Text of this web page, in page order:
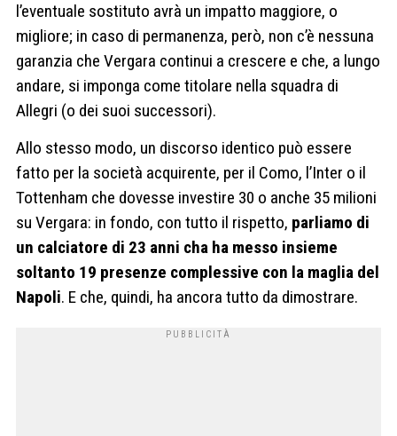
l’eventuale sostituto avrà un impatto maggiore, o
migliore; in caso di permanenza, però, non c’è nessuna
garanzia che Vergara continui a crescere e che, a lungo
andare, si imponga come titolare nella squadra di
Allegri (o dei suoi successori).
Allo stesso modo, un discorso identico può essere
fatto per la società acquirente, per il Como, l’Inter o il
Tottenham che dovesse investire 30 o anche 35 milioni
su Vergara: in fondo, con tutto il rispetto, parliamo di
un calciatore di 23 anni cha ha messo insieme
soltanto 19 presenze complessive con la maglia del
Napoli. E che, quindi, ha ancora tutto da dimostrare.